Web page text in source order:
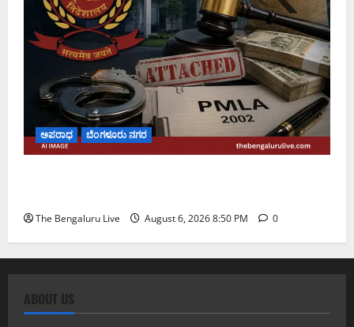
ಅಪರಾಧ ಬೆಂಗಳೂರು ನಗರ
The Bengaluru Live August 6, 2026 8:50 PM 0
ABOUT US